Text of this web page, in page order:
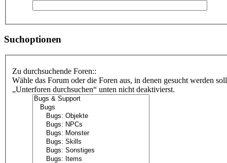
Suchoptionen
Zu durchsuchende Foren::
Wähle das Forum oder die Foren aus, in denen gesucht werden
„Unterforen durchsuchen“ unten nicht deaktivierst.